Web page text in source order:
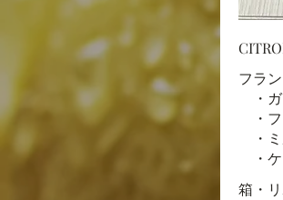
フラ
・ガ
・フ
・ミ
・
箱・